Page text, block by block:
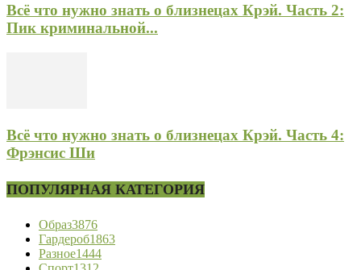
Всё что нужно знать о близнецах Крэй. Часть 2:
Пик криминальной...
Всё что нужно знать о близнецах Крэй. Часть 4:
Фрэнсис Ши
ПОПУЛЯРНАЯ КАТЕГОРИЯ
Образ3876
Гардероб1863
Разное1444